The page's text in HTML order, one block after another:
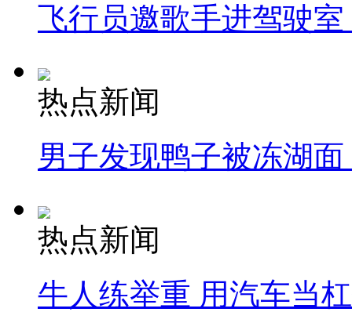
飞行员邀歌手进驾驶
热点新闻
男子发现鸭子被冻湖
热点新闻
牛人练举重 用汽车当